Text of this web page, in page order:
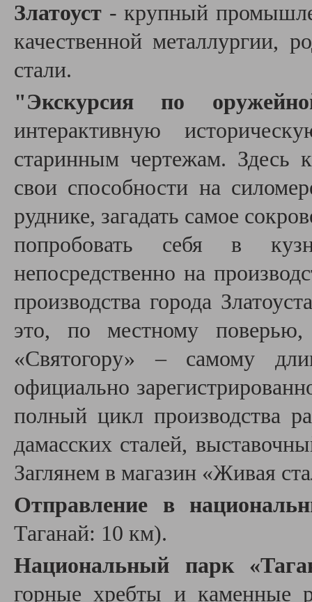
Златоуст - крупный
качественной металлургии,
стали.
"Экскурсия по
интерактивную
старинным чертежам.
свои способности на
руднике, загадать самое
попробовать себя в
непосредственно на
производства города
это, по местному поверью,
«Святогору» – самому
официально
полный цикл производства
дамасских сталей,
Заглянем в магазин «Живая
Отправление в
Таганай: 10 км).
Национальный парк
горные хребты и каменные